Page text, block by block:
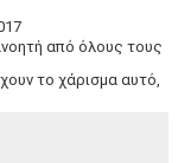
από όλους τους
το χάρισμα αυτό,